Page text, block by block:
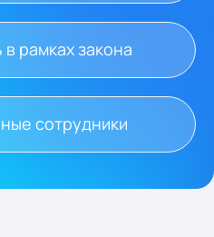
рамках закона
сотрудники